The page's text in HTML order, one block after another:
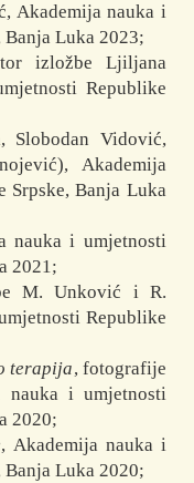
Akademija nauka i
Luka 2023;
izložbe Ljiljana
Republike
Slobodan Vidović,
Akademija
Srpske, Banja Luka
nauka i umjetnosti
2021;
M. Unković i R.
Republike
terapija, fotografije
nauka i umjetnosti
2020;
, Akademija nauka i
Luka 2020;